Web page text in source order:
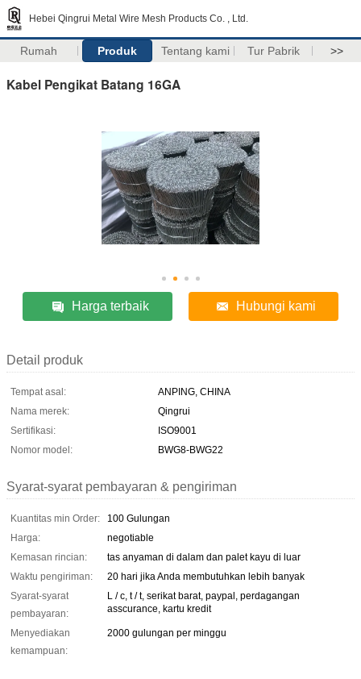
Hebei Qingrui Metal Wire Mesh Products Co. , Ltd.
Rumah Produk Tentang kami Tur Pabrik >>
Kabel Pengikat Batang 16GA
Harga terbaik Hubungi kami
Detail produk
Tempat asal:
ANPING, CHINA
Nama merek:
Qingrui
Sertifikasi:
ISO9001
Nomor model:
BWG8-BWG22
Syarat-syarat pembayaran & pengiriman
Kuantitas min Order:
100 Gulungan
Harga:
negotiable
Kemasan rincian:
tas anyaman di dalam dan palet kayu di luar
Waktu pengiriman:
20 hari jika Anda membutuhkan lebih banyak
Syarat-syarat
pembayaran:
L / c, t / t, serikat barat, paypal, perdagangan
asscurance, kartu kredit
Menyediakan
kemampuan:
2000 gulungan per minggu